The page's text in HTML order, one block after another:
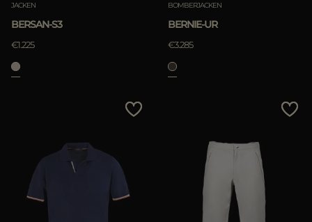
JACKEN
BERSAN-S3
€1.225
BOMBERJACKEN
BERNIE-UR
€3.285